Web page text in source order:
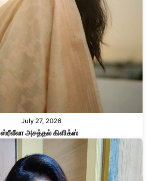
July 27, 2026
ஸ்ரீலீலா அசத்தல் கிளிக்ஸ்